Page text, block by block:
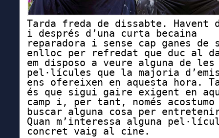
Tarda freda de dissabte. Havent
i després d’una curta becaina
reparadora i sense cap ganes
enlloc per refredat que duc al
em disposo a veure alguna de les
pel·lícules que la majoria
ens ofereixen en aquesta hora.
és que sigui gaire exigent en
camp i, per tant, només acostumo
buscar alguna cosa per
Quan m’interessa alguna
concret vaig al cine.